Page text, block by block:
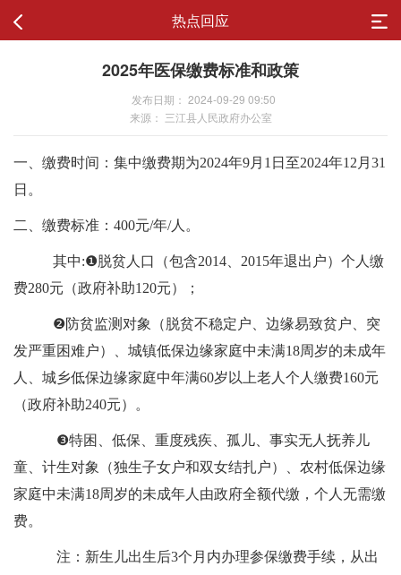
热点回应
2025年医保缴费标准和政策
发布日期： 2024-09-29 09:50
来源： 三江县人民政府办公室
一、缴费时间：集中缴费期为2024年9月1日至2024年12月31
日。
二、缴费标准：400元/年/人。
其中:❶脱贫人口（包含2014、2015年退出户）个人缴
费280元（政府补助120元）；
❷防贫监测对象（脱贫不稳定户、边缘易致贫户、突
发严重困难户）、城镇低保边缘家庭中未满18周岁的未成年
人、城乡低保边缘家庭中年满60岁以上老人个人缴费160元
（政府补助240元）。
❸特困、低保、重度残疾、孤儿、事实无人抚养儿
童、计生对象（独生子女户和双女结扎户）、农村低保边缘
家庭中未满18周岁的未成年人由政府全额代缴，个人无需缴
费。
注：新生儿出生后3个月内办理参保缴费手续，从出